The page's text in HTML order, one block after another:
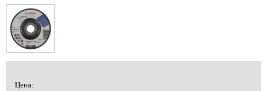
Цена: